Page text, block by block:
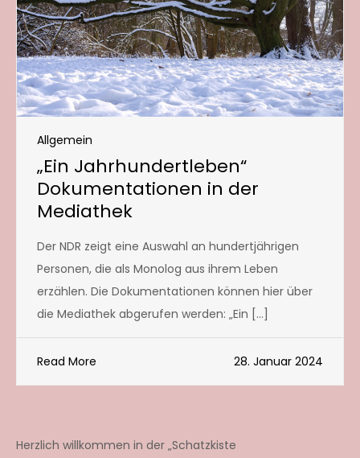
Allgemein
„Ein Jahrhundertleben“
Dokumentationen in der
Mediathek
Der NDR zeigt eine Auswahl an hundertjährigen
Personen, die als Monolog aus ihrem Leben
erzählen. Die Dokumentationen können hier über
die Mediathek abgerufen werden: „Ein […]
Read More 28. Januar 2024
Herzlich willkommen in der „Schatzkiste